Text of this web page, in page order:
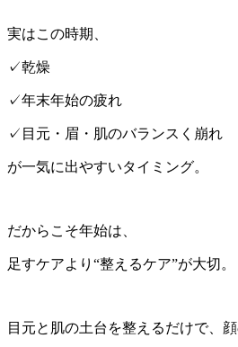
実はこの時期、
✓乾燥
✓年末年始の疲れ
✓目元・眉・肌のバランスく崩れ
が一気に出やすいタイミング。
だからこそ年始は、
足すケアより“整えるケア”が大切。
目元と肌の土台を整えるだけで、